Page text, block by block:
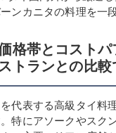
ンカニタの料理を一
格帯とコスト
トランとの比
代表する高級タイ料
特にアソークやスク